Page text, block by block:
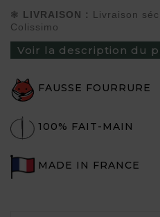
❃ LIVRAISON : Livraison
Colissimo
Voir la description du
FAUSSE FOURRURE
100% FAIT-MAIN
MADE IN FRANCE